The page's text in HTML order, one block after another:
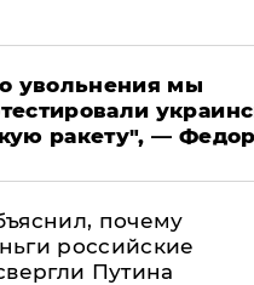
увольнения мы
ракету", —
почему
российские
Путина